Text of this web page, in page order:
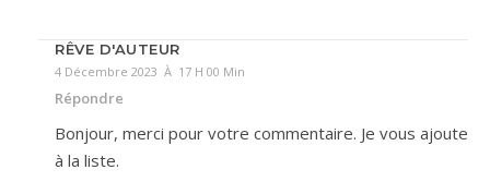
RÊVE D'AUTEUR
4 Décembre 2023 À 17 H 00 Min
Répondre
Bonjour, merci pour votre commentaire. Je vous ajoute
à la liste.